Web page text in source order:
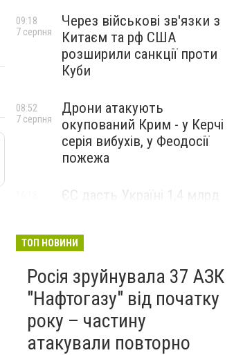
Через військові зв'язки з
Китаєм та рф США
розширили санкції проти
Куби
09:18
7 серпня
Дрони атакують
окупований Крим - у Керчі
серія вибухів, у Феодосії
пожежа
08:52
7 серпня
ЄС дасть Україні 1,4 млрд
ТОП НОВИНИ
Росія зруйнувала 37 АЗК
"Нафтогазу" від початку
року – частину
атакували повторно